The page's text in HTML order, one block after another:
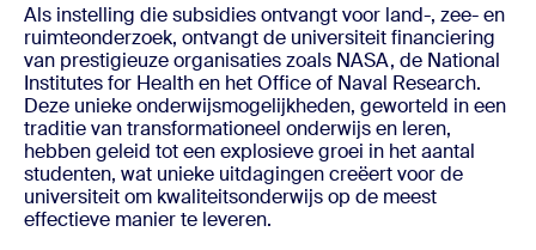
Als instelling die subsidies ontvangt voor land-, zee- en
ruimteonderzoek, ontvangt de universiteit financiering
van prestigieuze organisaties zoals NASA, de National
Institutes for Health en het Office of Naval Research.
Deze unieke onderwijsmogelijkheden, geworteld in een
traditie van transformationeel onderwijs en leren,
hebben geleid tot een explosieve groei in het aantal
studenten, wat unieke uitdagingen creëert voor de
universiteit om kwaliteitsonderwijs op de meest
effectieve manier te leveren.